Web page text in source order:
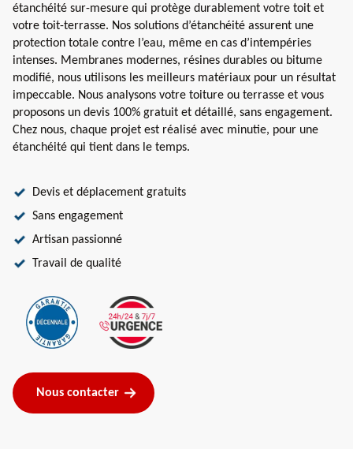
étanchéité sur-mesure qui protège durablement votre toit et
votre toit-terrasse. Nos solutions d’étanchéité assurent une
protection totale contre l’eau, même en cas d’intempéries
intenses. Membranes modernes, résines durables ou bitume
modifié, nous utilisons les meilleurs matériaux pour un résultat
impeccable. Nous analysons votre toiture ou terrasse et vous
proposons un devis 100% gratuit et détaillé, sans engagement.
Chez nous, chaque projet est réalisé avec minutie, pour une
étanchéité qui tient dans le temps.
Devis et déplacement gratuits
Sans engagement
Artisan passionné
Travail de qualité
Nous contacter